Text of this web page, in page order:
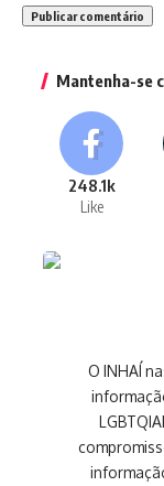
Mantenha-se
248.1k
Like
O INHAÍ